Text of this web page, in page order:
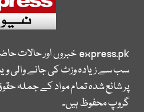
express.pkخبروں اور حالات
سب سے زیادہ وزٹ کی جانے
پر شائع شدہ تمام مواد کے جملہ
گروپ محفوظ ہیں۔